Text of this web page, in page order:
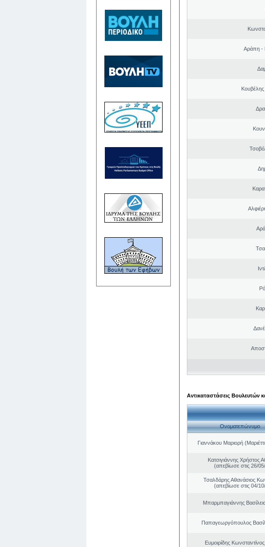
Αράπη -
Αντικαταστάσεις Βουλευτών
Ονοματεπώνυμο
Γιαννάκου Μαριορή
Κατσιγιάννης Χρήστος
(απεβίωσε στις 26/
Τσαλδάρης Αθανάσιος
(απεβίωσε στις 04/
Μπαρμπαγιάννης
Παπαγεωργόπουλος
Ευμοιρίδης